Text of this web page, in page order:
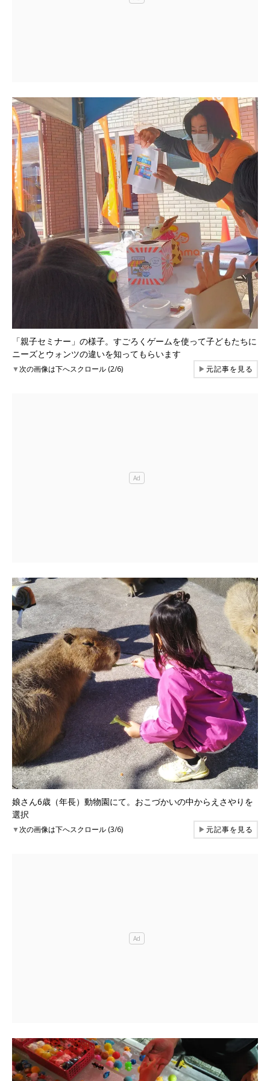
「親子セミナー」の様子。すごろくゲームを使って子どもたちに
ニーズとウォンツの違いを知ってもらいます
▼次の画像は下へスクロール (2/6) ▶元記事を見る
娘さん6歳（年長）動物園にて。おこづかいの中からえさやりを
選択
▼次の画像は下へスクロール (3/6) ▶元記事を見る